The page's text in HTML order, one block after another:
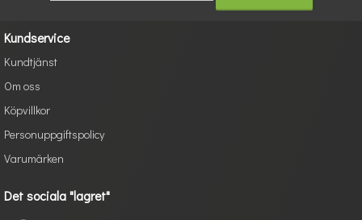
Kundservice
Kundtjänst
Om oss
Köpvillkor
Personuppgiftspolicy
Varumärken
Det sociala "lagret"